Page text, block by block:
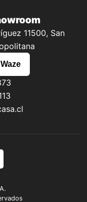
11500, San